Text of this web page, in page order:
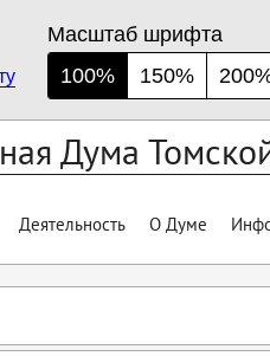
Масштаб шрифта
100%
150%
Дума
Деятельность О Думе